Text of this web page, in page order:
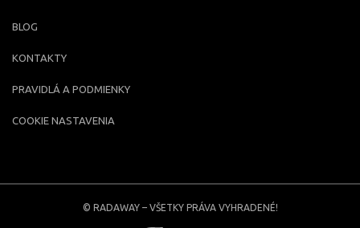
BLOG
KONTAKTY
PRAVIDLÁ A PODMIENKY
COOKIE NASTAVENIA
© RADAWAY – VŠETKY PRÁVA VYHRADENÉ!